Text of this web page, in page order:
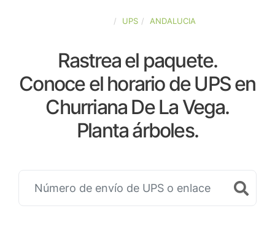
UPS ANDALUCIA
Rastrea el paquete.
Conoce el horario de UPS en
Churriana De La Vega.
Planta árboles.